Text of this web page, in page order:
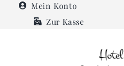
Mein Konto
Zur Kasse